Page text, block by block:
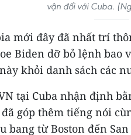
vận đối với Cuba.
mới đây đã nhất trí
Biden dỡ bỏ lệnh bao
khỏi danh sách các
tại Cuba nhận định
góp thêm tiếng nói
bang từ Boston đến